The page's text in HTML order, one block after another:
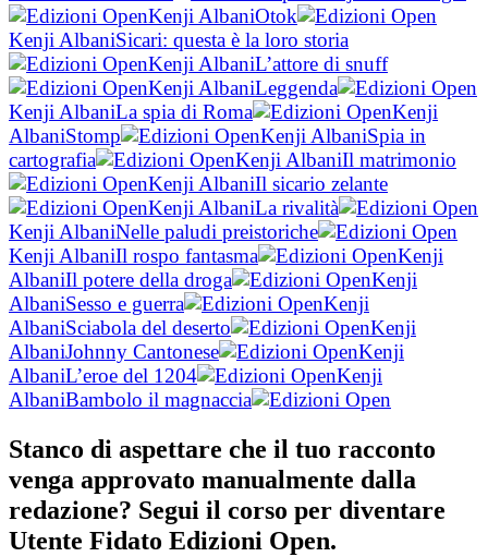
Kenji AlbaniOtok
Kenji AlbaniSicari: questa è la loro storia
Kenji AlbaniL’attore di snuff
Kenji AlbaniLeggenda
Kenji AlbaniLa spia di Roma
Kenji
AlbaniStomp Kenji AlbaniSpia in
cartografia
Kenji AlbaniIl matrimonio
Kenji AlbaniIl sicario zelante
Kenji AlbaniLa rivalità
Kenji AlbaniNelle paludi preistoriche
Kenji AlbaniIl rospo fantasma
Kenji
AlbaniIl potere della droga
Kenji
AlbaniSesso e guerra
Kenji
AlbaniSciabola del deserto
Kenji
AlbaniJohnny Cantonese
Kenji
AlbaniL’eroe del 1204
Kenji
AlbaniBambolo il magnaccia
Stanco di aspettare che il tuo racconto
venga approvato manualmente dalla
redazione? Segui il corso per diventare
Utente Fidato Edizioni Open.